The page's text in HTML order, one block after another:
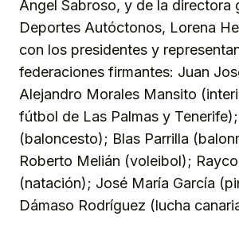
Ángel Sabroso, y de la directora
Deportes Autóctonos, Lorena
con los presidentes y
federaciones firmantes: Juan
Alejandro Morales Mansito
fútbol de Las Palmas y
(baloncesto); Blas Parrilla
Roberto Melián (voleibol);
(natación); José María García
Dámaso Rodríguez (lucha